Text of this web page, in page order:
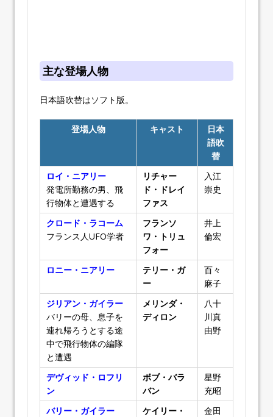
主な登場人物
日本語吹替はソフト版。
登場人物 キャスト
日本
語吹
替
ロイ・ニアリー
発電所勤務の男、飛
行物体と遭遇する
リチャー
ド・ドレイ
ファス
入江
崇史
クロード・ラコーム
フランス人UFO学者
フランソ
ワ・トリュ
フォー
井上
倫宏
ロニー・ニアリー
テリー・ガ
ー
百々
麻子
ジリアン・ガイラー
バリーの母、息子を
連れ帰ろうとする途
中で飛行物体の編隊
と遭遇
メリンダ・
ディロン
八十
川真
由野
デヴィッド・ロフリ
ン
ボブ・バラ
バン
星野
充昭
バリー・ガイラー
ケイリー・
金田